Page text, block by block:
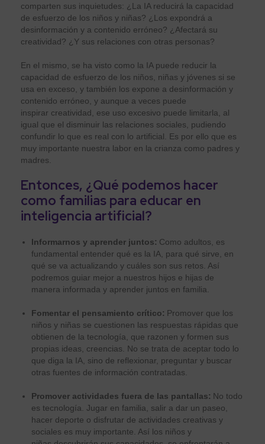
comparten sus inquietudes: ¿La IA reducirá la capacidad
de esfuerzo de los niños y niñas? ¿Los expondrá a
desinformación y a contenido erróneo? ¿Afectará su
creatividad? ¿Y sus relaciones con otras personas?
En el mismo, se ha visto como la IA puede reducir la
capacidad de esfuerzo de los niños, niñas y jóvenes si se
usa en exceso, y también los expone a desinformación y
contenido erróneo, y aunque a veces puede
inspirar creatividad, ese uso excesivo puede limitarla, al
igual que el disminuir las relaciones sociales, pudiendo
confundir lo que es real con lo artificial. Es por ello que es
muy importante nuestra labor en la crianza como padres y
madres.
Entonces, ¿Qué podemos hacer
como familias para educar en
inteligencia artificial?
Informarnos y aprender juntos: Como adultos, es
fundamental entender qué es la IA, para qué sirve, en
qué se va actualizando y cuáles son sus retos. Así
podremos guiar mejor a nuestros hijos e hijas de
manera informada y aprender juntos en familia.
Fomentar el pensamiento crítico: Promover que los
niños y niñas se cuestionen las respuestas rápidas que
obtienen de la tecnología, que razonen y formen sus
propias ideas, creencias. No se trata de aceptar todo lo
que diga la IA, sino de reflexionar, preguntar y buscar
otras fuentes de información contratadas.
Promover actividades fuera de las pantallas: No todo
es tecnología. Jugar en familia, salir a dar un paseo,
hacer deporte o disfrutar de actividades creativas y
sociales es muy importante. Así los niños y